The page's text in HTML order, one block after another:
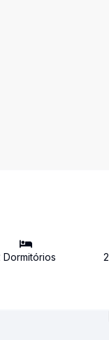
Dormitórios 2